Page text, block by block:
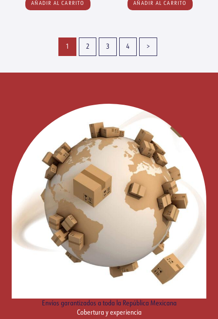
AÑADIR AL CARRITO AÑADIR AL CARRITO
1 2 3 4 >
Envíos garantizados a toda la República Mexicana
Cobertura y experiencia